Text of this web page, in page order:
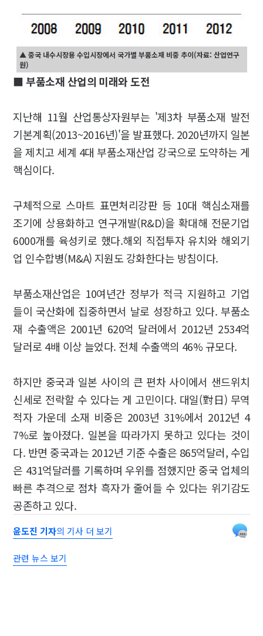
▲ 중국 내수시장용 수입시장에서 국가별 부품소재 비중 추이(자료: 산업연구
원)
■ 부품소재 산업의 미래와 도전
지난해 11월 산업통상자원부는 '제3차 부품소재 발전
기본계획(2013~2016년)'을 발표했다. 2020년까지 일본
을 제치고 세계 4대 부품소재산업 강국으로 도약하는 게
핵심이다.
구체적으로 스마트 표면처리강판 등 10대 핵심소재를
조기에 상용화하고 연구개발(R&D)을 확대해 전문기업
6000개를 육성키로 했다.해외 직접투자 유치와 해외기
업 인수합병(M&A) 지원도 강화한다는 방침이다.
부품소재산업은 10여년간 정부가 적극 지원하고 기업
들이 국산화에 집중하면서 날로 성장하고 있다. 부품소
재 수출액은 2001년 620억 달러에서 2012년 2534억
달러로 4배 이상 늘었다. 전체 수출액의 46% 규모다.
하지만 중국과 일본 사이의 큰 편차 사이에서 샌드위치
신세로 전락할 수 있다는 게 고민이다. 대일(對日) 무역
적자 가운데 소재 비중은 2003년 31%에서 2012년 4
7%로 높아졌다. 일본을 따라가지 못하고 있다는 것이
다. 반면 중국과는 2012년 기준 수출은 865억달러, 수입
은 431억달러를 기록하며 우위를 점했지만 중국 업체의
빠른 추격으로 점차 흑자가 줄어들 수 있다는 위기감도
공존하고 있다.
윤도진 기자의 기사 더 보기
관련 뉴스 보기